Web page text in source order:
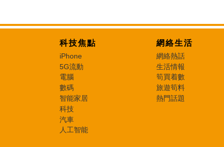
科技焦點
iPhone
5G流動
電腦
數碼
智能家居
科技
汽車
人工智能
網絡生活
網絡熱話
生活情報
筍買着數
旅遊筍料
熱門話題